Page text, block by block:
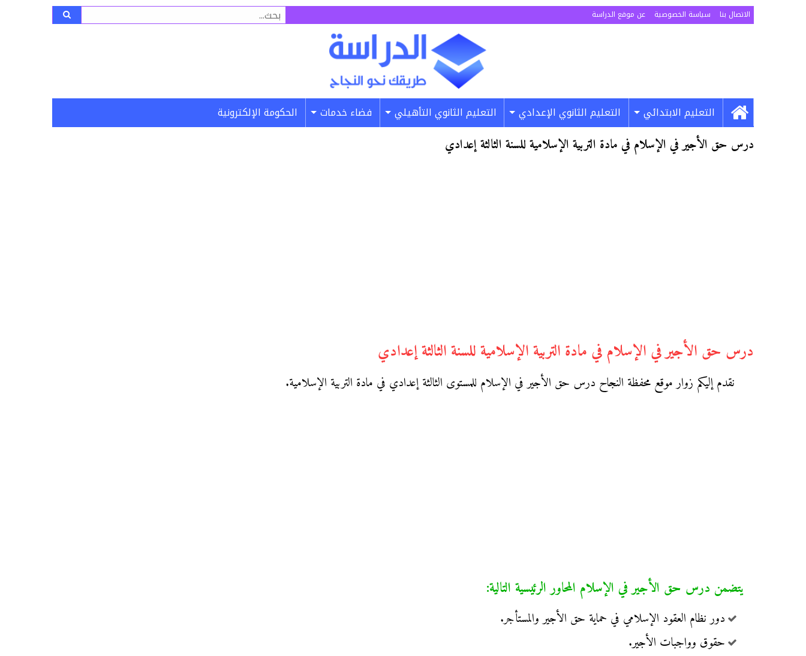
الاتصال بنا سياسة الخصوصية عن موقع الدراسة البحث
عن:
التعليم الابتدائي التعليم الثانوي الإعدادي التعليم الثانوي التأهيلي فضاء خدمات الحكومة الإلكترونية
درس حق الأجير في الإسلام في مادة التربية الإسلامية للسنة الثالثة إعدادي
درس حق الأجير في الإسلام في مادة التربية الإسلامية للسنة الثالثة إعدادي
نقدم إليكم زوار موقع محفظة النجاح درس حق الأجير في الإسلام للمستوى الثالثة إعدادي في مادة التربية الإسلامية.
يتضمن درس حق الأجير في الإسلام المحاور الرئيسية التالية:
دور نظام العقود الإسلامي في حماية حق الأجير والمستأجر.
حقوق وواجبات الأجير.